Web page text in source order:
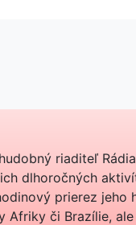
riaditeľ
dlhoročných
prierez jeho
či Brazílie,